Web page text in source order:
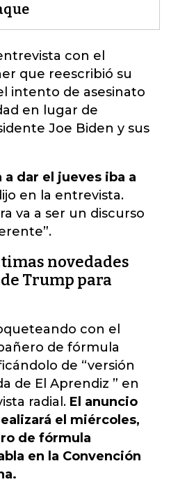
con el
que reescribió su
intento de asesinato
en lugar de
Joe Biden y sus
a dar el jueves iba a
en la entrevista.
va a ser un discurso
novedades
Trump para
con el
de fórmula
de “versión
de El Aprendiz ” en
radial. El anuncio
el miércoles,
de fórmula
en la Convención